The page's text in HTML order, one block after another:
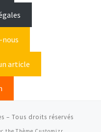
article
– Tous droits réservés